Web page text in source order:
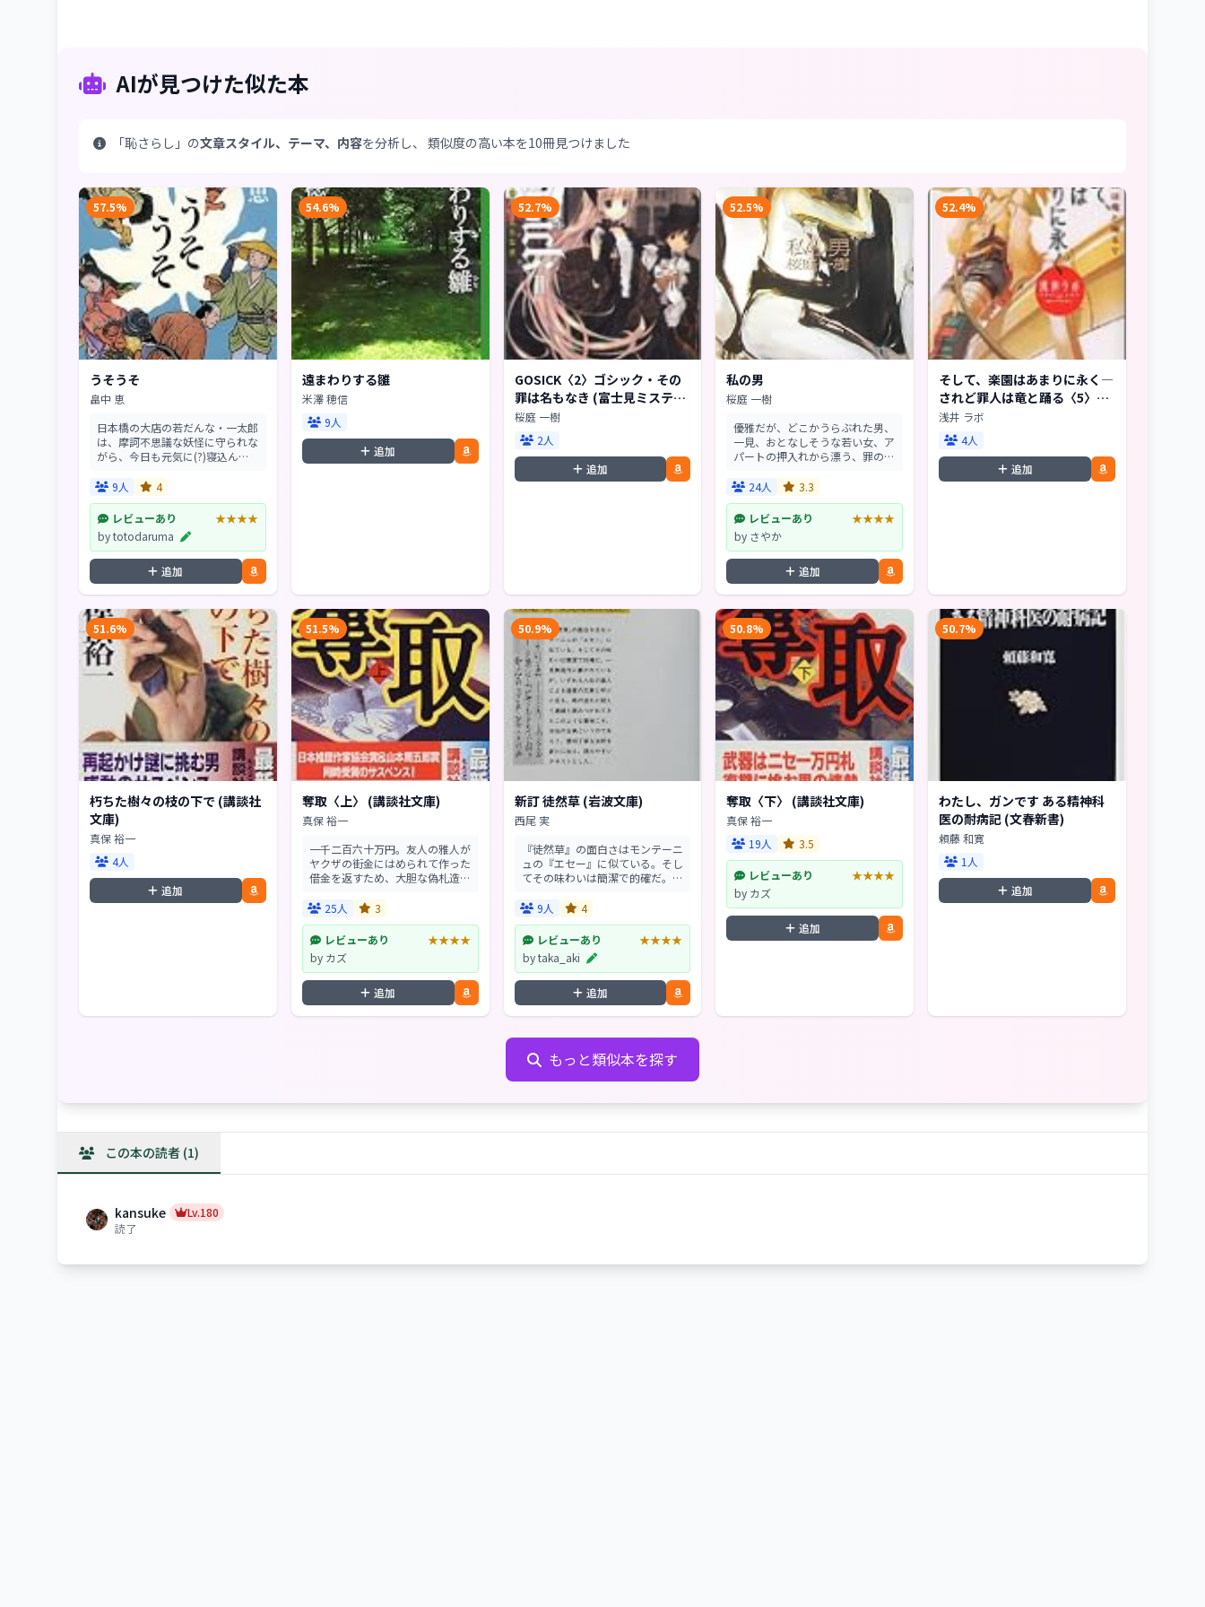
AIが見つけた似た本
「恥さらし」の文章スタイル、テーマ、内容を分析し、 類似度の高い本を10冊見つけました
57.5%
うそうそ
畠中 恵
日本橋の大店の若だんな・一太郎
は、摩訶不思議な妖怪に守られな
がら、今日も元気に(?)寝込んで
頭に怪我まで負ったため、主に大
根へ湯治に行くこと...
9人 4
レビューあり
★★★★
by totodaruma
追加
54.6%
遠まわりする雛
米澤 穂信
9人
追加
52.7%
GOSICK〈2〉ゴシック・その
罪は名もなき (富士見ミステリ
ー文庫)
桜庭 一樹
2人
追加
52.5%
私の男
桜庭 一樹
優雅だが、どこかうらぶれた男、
一見、おとなしそうな若い女、ア
パートの押入れから漂う、罪の異
はならない、人と獣の境はどこに
た父娘の過去に遡る―...
24人 3.3
レビューあり
★★★★
by さやか
追加
52.4%
そして、楽園はあまりに永く―
されど罪人は竜と踊る〈5〉
(角川スニーカー文庫)
浅井 ラボ
4人
追加
51.6%
朽ちた樹々の枝の下で (講談社
文庫)
真保 裕一
4人
追加
51.5%
奪取〈上〉 (講談社文庫)
真保 裕一
一千二百六十万円。友人の雅人が
ヤクザの街金にはめられて作った
借金を返すため、大胆な偽札造り
22歳。パソコンや機械に詳しい
手まであと一歩と迫っ...
25人 3
レビューあり
★★★★
by カズ
追加
50.9%
新訂 徒然草 (岩波文庫)
西尾 実
『徒然草』の面白さはモンテーニ
ュの『エセー』に似ている。そし
てその味わいは簡潔で的確だ。一
れも人生の達人による達意の文章
連綿と読みつがれてき...
9人 4
レビューあり
★★★★
by taka_aki
追加
50.8%
奪取〈下〉 (講談社文庫)
真保 裕一
19人
3.5
レビューあり
★★★★
by カズ
追加
50.7%
わたし、ガンです ある精神科
医の耐病記 (文春新書)
頼藤 和寛
1人
追加
もっと類似本を探す
この本の読者 (1)
kansuke
Lv.180
読了